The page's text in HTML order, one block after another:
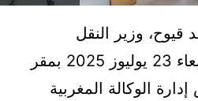
وزير النقل
واللوجيستيك، يوم الأربعاء 23 يوليوز 2025 بمقر
الوكالة المغربية